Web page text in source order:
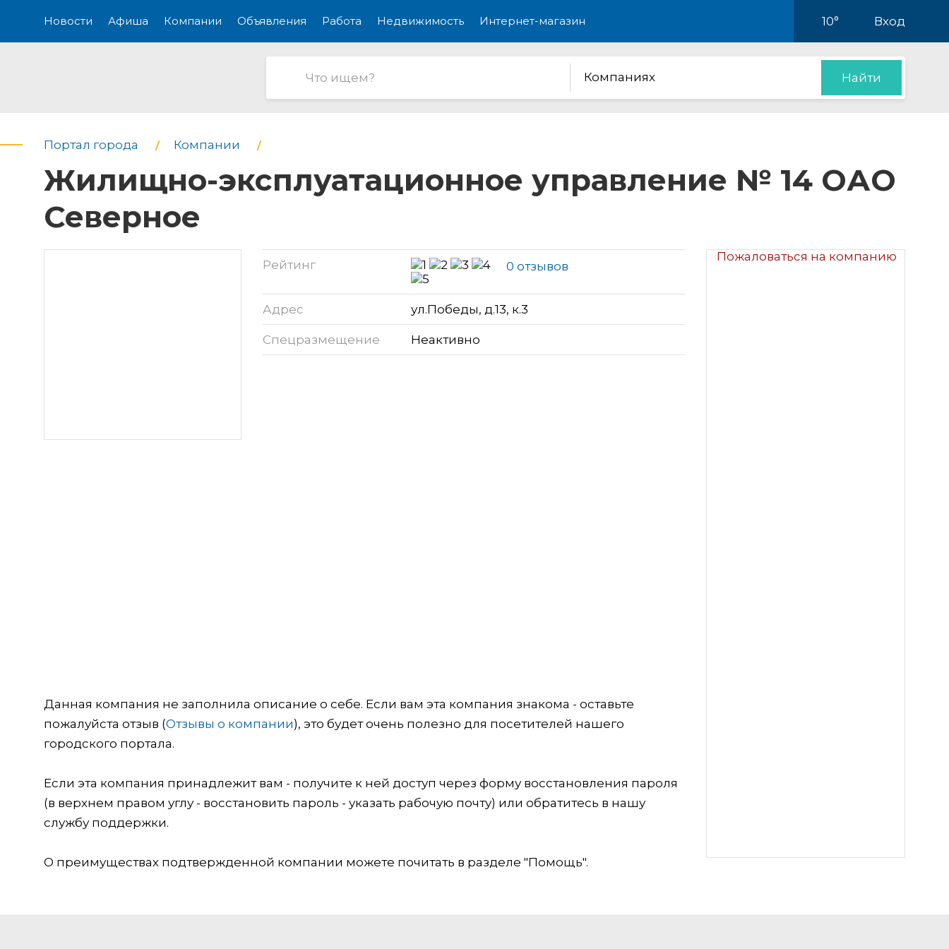
Новости Афиша Компании Объявления Работа Недвижимость Интернет-магазин 10° Вход
Компаниях Найти
Портал города Компании
Жилищно-эксплуатационное управление № 14 ОАО
Северное
Пожаловаться на компанию
Рейтинг 0 отзывов
Адрес ул.Победы, д.13, к.3
Спецразмещение Неактивно
Данная компания не заполнила описание о себе. Если вам эта компания знакома - оставьте
пожалуйста отзыв (Отзывы о компании), это будет очень полезно для посетителей нашего
городского портала.
Если эта компания принадлежит вам - получите к ней доступ через форму восстановления пароля
(в верхнем правом углу - восстановить пароль - указать рабочую почту) или обратитесь в нашу
службу поддержки.
О преимуществах подтвержденной компании можете почитать в разделе "Помощь".